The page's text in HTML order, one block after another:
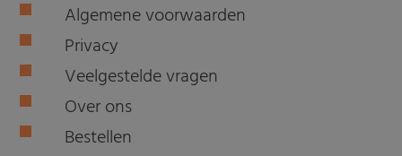
Algemene voorwaarden
Privacy
Veelgestelde vragen
Over ons
Bestellen